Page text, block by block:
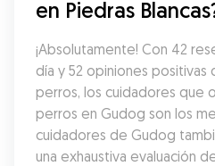
en Piedras
¡Absolutamente! Con 42
día y 52 opiniones
perros, los cuidadores que
perros en Gudog son los
cuidadores de Gudog
una exhaustiva evaluación